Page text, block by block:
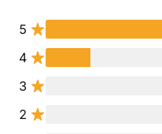
5
4
3
2